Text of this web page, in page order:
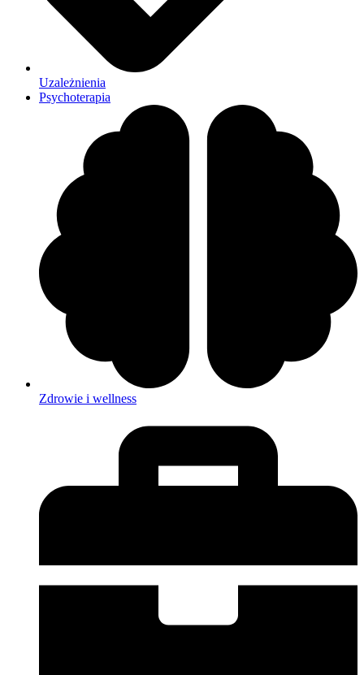
Uzależnienia
Psychoterapia
Zdrowie i wellness